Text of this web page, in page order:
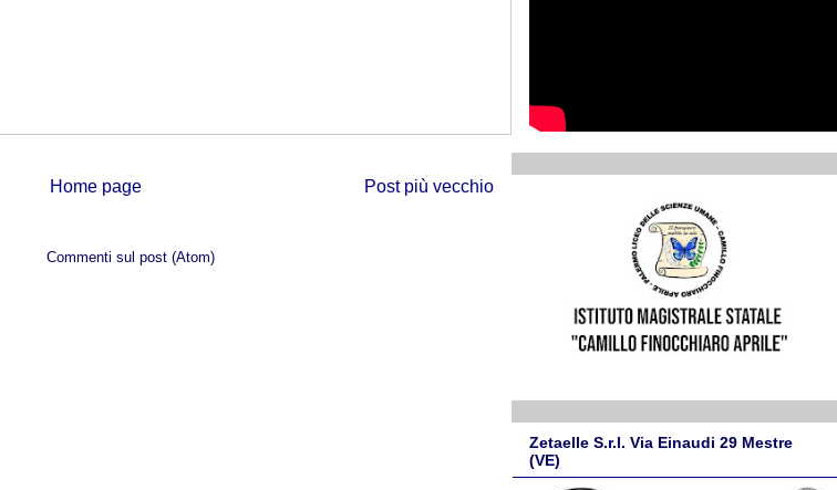
Post più vecchio
Home page
Commenti sul post (Atom)
Zetaelle S.r.l. Via Einaudi 29 Mestre
(VE)